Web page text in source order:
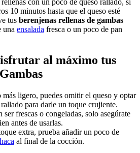
con un poco de queso rallado, si
10 minutos hasta que el queso esté
tus berenjenas rellenas de gambas
una ensalada fresca o un poco de pan
al máximo tus
más ligero, puedes omitir el queso y optar
para darle un toque crujiente.
ser frescas o congeladas, solo asegúrate
antes de usarlas.
extra, prueba añadir un poco de
al final de la cocción.